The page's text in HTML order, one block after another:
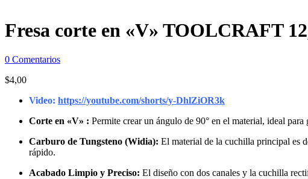
Fresa corte en «V» TOOLCRAFT
0 Comentarios
$4,00
Video: https://youtube.com/shorts/y-DhlZiOR3k
Corte en «V» : Permite crear un ángulo de 90° en el material, ideal para
Carburo de Tungsteno (Widia): El material de la cuchilla principal es
rápido.
Acabado Limpio y Preciso: El diseño con dos canales y la cuchilla